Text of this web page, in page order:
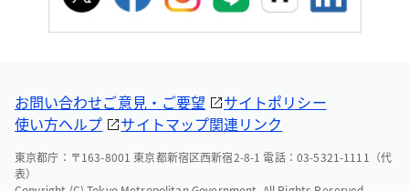
お問い合わせご意見・ご要望
サイトポリシー
使い方ヘルプ
サイトマップ関連リンク
東京都庁：〒163-8001 東京都新宿区西新宿2-8-1 電話：03-5321-1111（代
表）